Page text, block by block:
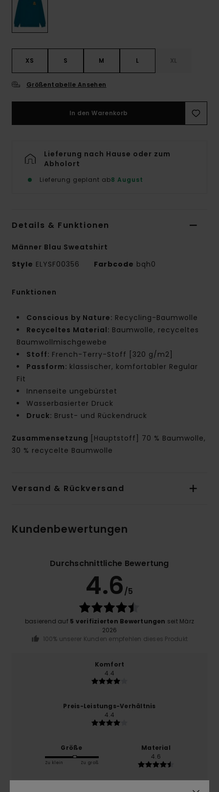
XS S M L XL
Größentabelle Ansehen
In den Warenkorb
Lieferung nach Hause oder zum
Abholort
Lieferung geplant ab8 August
Details & Funktionen
Männer Blau Sweatshirt
Style ELYSF00356 Farbcode bqh0
Funktionen
Conscious by Nature: Recycling-Baumwolle
Recyceltes Material: Baumwolle, recyceltes
Baumwollmischgewebe
Stoff: French-Terry-Stoff [320 g/m2]
Passform: klassischer, komfortabler Regular
Fit
Innenseite ungebürstet
Wasserbasierter Druck
Druck: Brust- und Rückendruck
Zusammensetzung
[Hauptstoff] 70 % Baumwolle,
30 % recycelte Baumwolle
Versand & Rückversand
Kundenbewertungen
Durchschnittliche Bewertung
4.6/5
basierend auf 5 verifizierten Bewertungen seit März
2026
100% unserer Kunden empfehlen dieses Produkt
Komfort
4.4
Preis-Leistungs-Verhältnis
4.4
Größe
Zu klein Zu groß
Material
4.6